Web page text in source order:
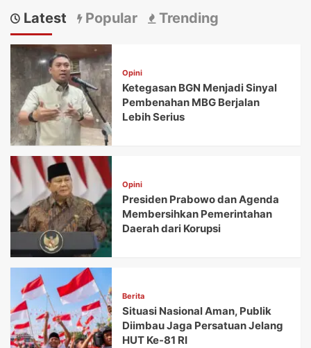
Latest Popular Trending
Opini
Ketegasan BGN Menjadi Sinyal
Pembenahan MBG Berjalan
Lebih Serius
Opini
Presiden Prabowo dan Agenda
Membersihkan Pemerintahan
Daerah dari Korupsi
Berita
Situasi Nasional Aman, Publik
Diimbau Jaga Persatuan Jelang
HUT Ke-81 RI